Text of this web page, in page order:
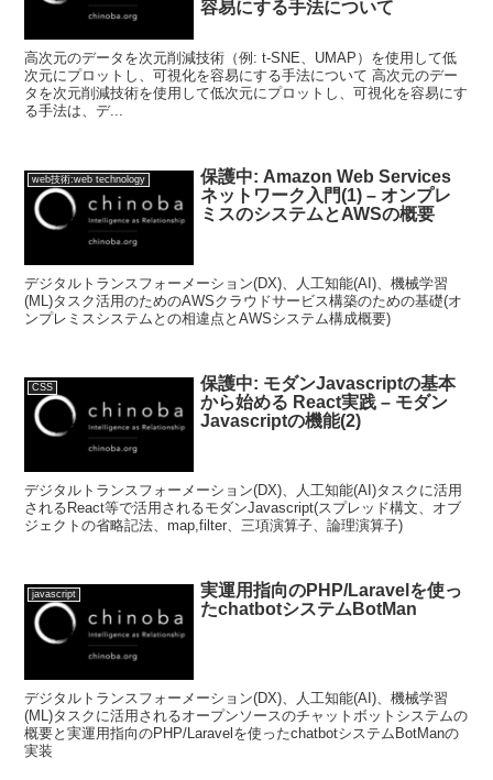
容易にする手法について
高次元のデータを次元削減技術（例: t-SNE、UMAP）を使用して低
次元にプロットし、可視化を容易にする手法について 高次元のデー
タを次元削減技術を使用して低次元にプロットし、可視化を容易にす
る手法は、デ...
web技術:web technology
保護中: Amazon Web Services
ネットワーク入門(1) – オンプレ
ミスのシステムとAWSの概要
デジタルトランスフォーメーション(DX)、人工知能(AI)、機械学習
(ML)タスク活用のためのAWSクラウドサービス構築のための基礎(オ
ンプレミスシステムとの相違点とAWSシステム構成概要)
CSS
保護中: モダンJavascriptの基本
から始める React実践 – モダン
Javascriptの機能(2)
デジタルトランスフォーメーション(DX)、人工知能(AI)タスクに活用
されるReact等で活用されるモダンJavascript(スプレッド構文、オブ
ジェクトの省略記法、map,filter、三項演算子、論理演算子)
javascript
実運用指向のPHP/Laravelを使っ
たchatbotシステムBotMan
デジタルトランスフォーメーション(DX)、人工知能(AI)、機械学習
(ML)タスクに活用されるオープンソースのチャットボットシステムの
概要と実運用指向のPHP/Laravelを使ったchatbotシステムBotManの
実装